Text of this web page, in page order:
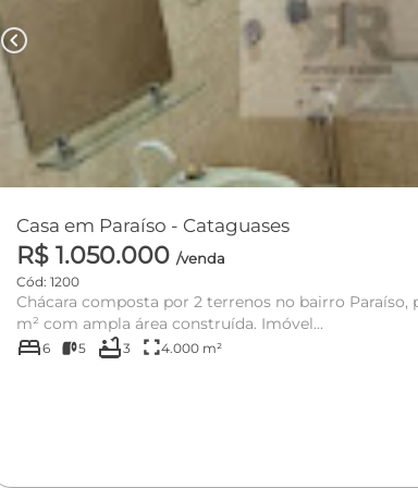
chevron_left
Casa em Paraíso - Cataguases
R$ 1.050.000/venda
Cód: 1200
Chácara composta por 2 terrenos no bairro Paraíso,
m² com ampla área construída. Imóvel...
bed6 5 bathtub3 fullscreen4.000 m²